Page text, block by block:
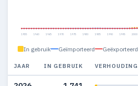
1955 1960 1965 1970 1975 1980 1985 1990 1995 2000
In gebruik Geïmporteerd Geëxporteerd
JAAR IN GEBRUIK VERHOUDING